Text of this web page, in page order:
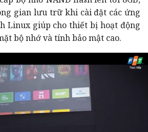
gian lưu trữ khi cài đặt các ứng
Linux giúp cho thiết bị hoạt động
bộ nhớ và tính bảo mật cao.